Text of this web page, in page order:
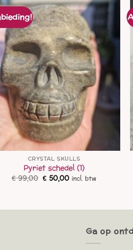
CRYSTAL SKULLS
Pyriet schedel (1)
€99,00 Oorspronkelijke
prijs
€50,00Huidige
prijs
incl. btw
Ga op